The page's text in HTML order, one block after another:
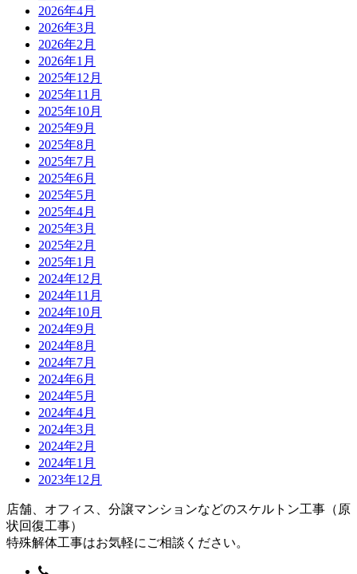
2026年4月
2026年3月
2026年2月
2026年1月
2025年12月
2025年11月
2025年10月
2025年9月
2025年8月
2025年7月
2025年6月
2025年5月
2025年4月
2025年3月
2025年2月
2025年1月
2024年12月
2024年11月
2024年10月
2024年9月
2024年8月
2024年7月
2024年6月
2024年5月
2024年4月
2024年3月
2024年2月
2024年1月
2023年12月
店舗、オフィス、分譲マンションなどのスケルトン工事（原
状回復工事）
特殊解体工事はお気軽にご相談ください。